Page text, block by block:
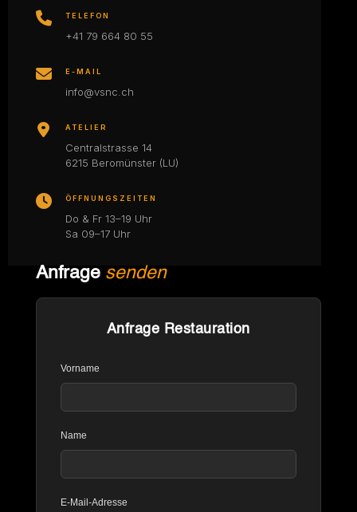
TELEFON
+41 79 664 80 55
E-MAIL
info@vsnc.ch
ATELIER
Centralstrasse 14
6215 Beromünster (LU)
ÖFFNUNGSZEITEN
Do & Fr 13–19 Uhr
Sa 09–17 Uhr
Anfrage senden
Anfrage Restauration
Vorname
Name
E-Mail-Adresse